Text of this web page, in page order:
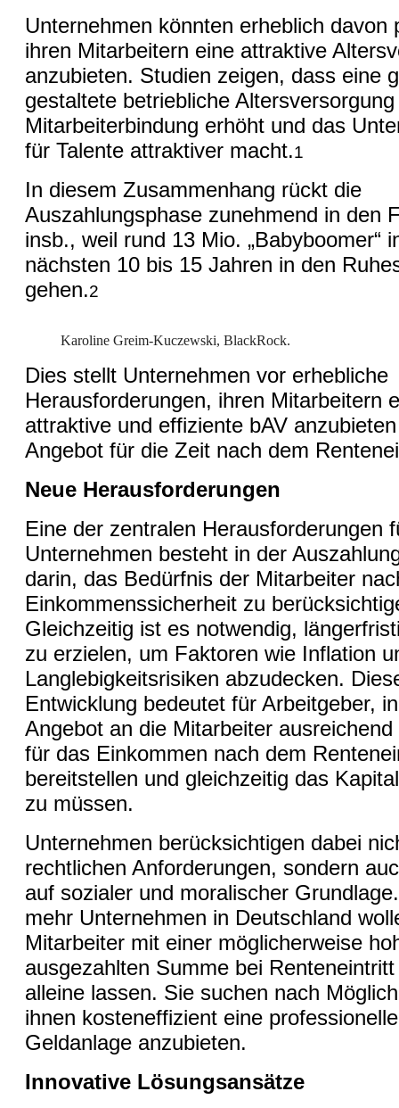
Unternehmen könnten erheblich davon
ihren Mitarbeitern eine attraktive
anzubieten. Studien zeigen, dass eine
gestaltete betriebliche
Mitarbeiterbindung erhöht und das
für Talente attraktiver macht.1
In diesem Zusammenhang rückt die
Auszahlungsphase zunehmend in den
insb., weil rund 13 Mio. „Babyboomer“
nächsten 10 bis 15 Jahren in den
gehen.2
Karoline Greim-Kuczewski, BlackRock.
Dies stellt Unternehmen vor erhebliche
Herausforderungen, ihren Mitarbeitern
attraktive und effiziente bAV
Angebot für die Zeit nach dem
Neue Herausforderungen
Eine der zentralen Herausforderungen
Unternehmen besteht in der
darin, das Bedürfnis der Mitarbeiter
Einkommenssicherheit zu
Gleichzeitig ist es notwendig,
zu erzielen, um Faktoren wie Inflation
Langlebigkeitsrisiken abzudecken.
Entwicklung bedeutet für Arbeitgeber,
Angebot an die Mitarbeiter
für das Einkommen nach dem
bereitstellen und gleichzeitig das
zu müssen.
Unternehmen berücksichtigen dabei
rechtlichen Anforderungen, sondern
auf sozialer und moralischer
mehr Unternehmen in Deutschland
Mitarbeiter mit einer möglicherweise
ausgezahlten Summe bei
alleine lassen. Sie suchen nach
ihnen kosteneffizient eine professionelle
Geldanlage anzubieten.
Innovative Lösungsansätze